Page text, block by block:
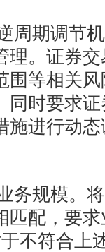
周期调节
理。证券
围等相关
同时要求
施进行动
务规模。
匹配，要
不符合上